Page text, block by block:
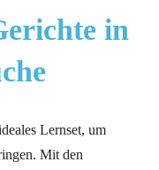
in
Lernset, um
Mit den